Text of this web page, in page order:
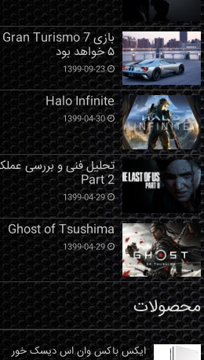
۵ خواهد بود
1399-09-23
Halo Infinite
1399-04-30
Part 2
1399-04-29
Ghost of Tsushima
1399-04-29
محصولات
ایکس باکس وان اس دیسک خور